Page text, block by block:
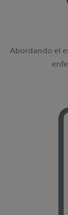
Abordando el